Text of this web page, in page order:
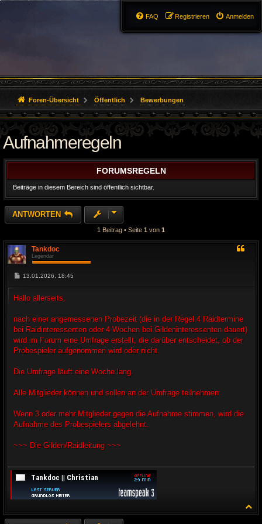
Anmelden
Registrieren
FAQ
Foren-Übersicht Öffentlich Bewerbungen
Aufnahmeregeln
FORUMSREGELN
Beiträge in diesem Bereich sind öffentlich sichtbar.
ANTWORTEN
1 Beitrag • Seite 1 von 1
Tankdoc
Legendär
B
t
g
13.01.2026, 18:45
Hallo allerseits,
nach einer angemessenen Probezeit (die in der Regel 4 Raidtermine
bei Raidinteressenten oder 4 Wochen bei Gildeninteressenten dauert)
wird im Forum eine Umfrage erstellt, die darüber entscheidet, ob der
Probespieler aufgenommen wird oder nicht.
Die Umfrage läuft eine Woche lang.
Alle Mitglieder können und sollen an der Umfrage teilnehmen.
Wenn 3 oder mehr Mitglieder gegen die Aufnahme stimmen, wird die
Aufnahme des Probespielers abgelehnt.
~~~ Die Gilden/Raidleitung ~~~
a